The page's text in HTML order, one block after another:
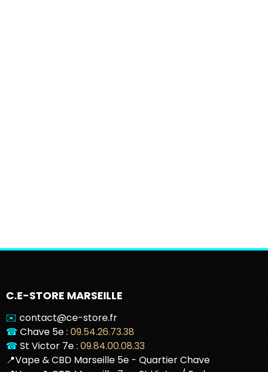
C.E-STORE MARSEILLE
✉️ contact@ce-store.fr
☎ Chave 5e : 09.54.26.73.38
☎ St Victor 7e : 09.84.00.08.33
📍Vape & CBD Marseille 5e - Quartier Chave